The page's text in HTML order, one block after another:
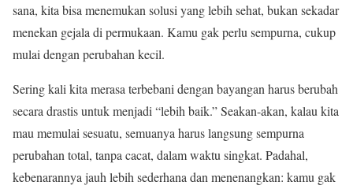
sana, kita bisa menemukan solusi yang lebih sehat, bukan sekadar
menekan gejala di permukaan. Kamu gak perlu sempurna, cukup
mulai dengan perubahan kecil.
Sering kali kita merasa terbebani dengan bayangan harus berubah
secara drastis untuk menjadi “lebih baik.” Seakan-akan, kalau kita
mau memulai sesuatu, semuanya harus langsung sempurna
perubahan total, tanpa cacat, dalam waktu singkat. Padahal,
kebenarannya jauh lebih sederhana dan menenangkan: kamu gak